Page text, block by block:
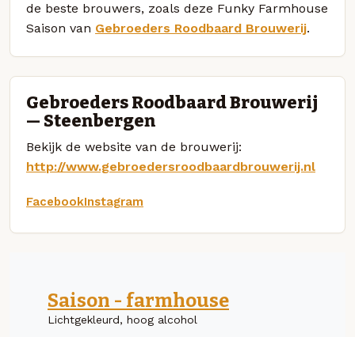
de beste brouwers, zoals deze Funky Farmhouse
Saison van Gebroeders Roodbaard Brouwerij.
Gebroeders Roodbaard Brouwerij
— Steenbergen
Bekijk de website van de brouwerij:
http://www.gebroedersroodbaardbrouwerij.nl
FacebookInstagram
Saison - farmhouse
Lichtgekleurd, hoog alcohol